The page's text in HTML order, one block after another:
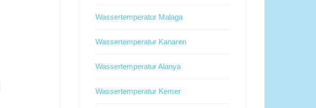
Wassertemperatur Malaga
Wassertemperatur Kanaren
Wassertemperatur Alanya
Wassertemperatur Kemer